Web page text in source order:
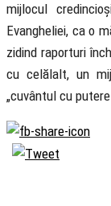
mijlocul
Evangheliei, ca o
zidind raporturi
cu celălalt, un
„cuvântul cu